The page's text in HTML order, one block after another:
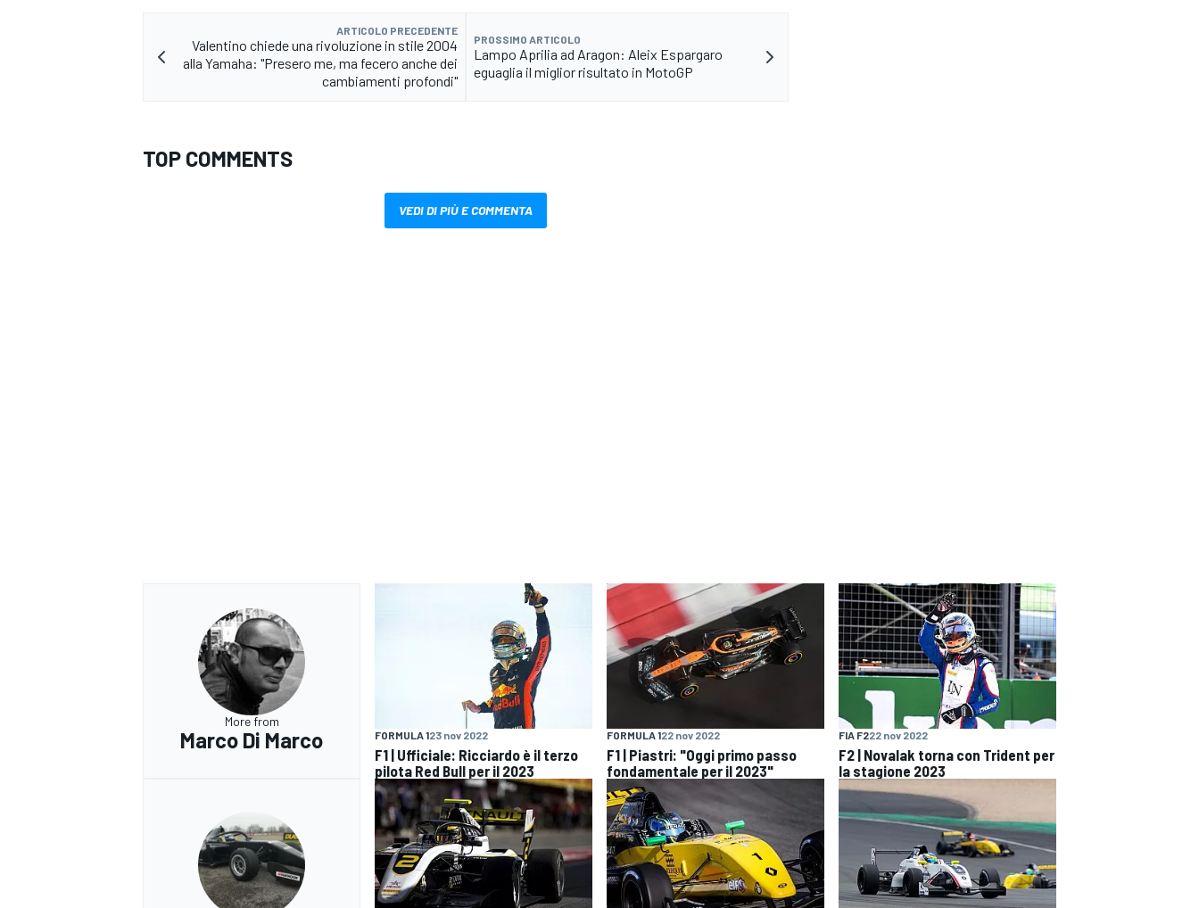
MONOMARCA
ARTICOLO PRECEDENTE
Valentino chiede una rivoluzione in stile 2004
alla Yamaha: "Presero me, ma fecero anche dei
cambiamenti profondi"
PROSSIMO ARTICOLO
Lampo Aprilia ad Aragon: Aleix Espargaro
eguaglia il miglior risultato in MotoGP
TOP COMMENTS
VEDI DI PIÙ E COMMENTA
More from
Marco Di Marco FORMULA 123 nov 2022
F1 | Ufficiale: Ricciardo è il terzo
pilota Red Bull per il 2023
FORMULA 122 nov 2022
F1 | Piastri: "Oggi primo passo
fondamentale per il 2023"
FIA F222 nov 2022
F2 | Novalak torna con Trident per
la stagione 2023